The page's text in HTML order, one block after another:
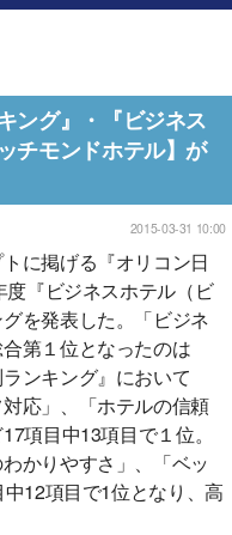
ング』・『ビジネス
チモンドホテル】が
2015-03-31 10:00
に掲げる『オリコン日
『ビジネスホテル（ビ
を発表した。「ビジネ
第１位となったのは
ンキング』において
応」、「ホテルの信頼
項目中13項目で１位。
かりやすさ」、「ベッ
12項目で1位となり、高